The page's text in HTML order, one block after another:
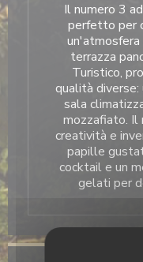
Il numero 3
perfetto per
terrazza
Turistico,
qualità diverse:
sala
mozzafiato. Il
creatività e
papille
cocktail e un
gelati per